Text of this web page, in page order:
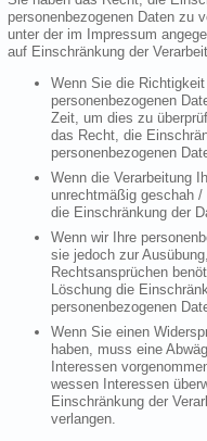
personenbezogenen Daten zu
unter der im Impressum
auf Einschränkung der
Wenn Sie die
personenbezogenen
Zeit, um dies zu
das Recht, die
personenbezogenen
Wenn die Verarbeitung
unrechtmäßig geschah
die Einschränkung der
Wenn wir Ihre
sie jedoch zur
Rechtsansprüchen
Löschung die
personenbezogenen
Wenn Sie einen
haben, muss eine
Interessen
wessen Interessen
Einschränkung der
verlangen.